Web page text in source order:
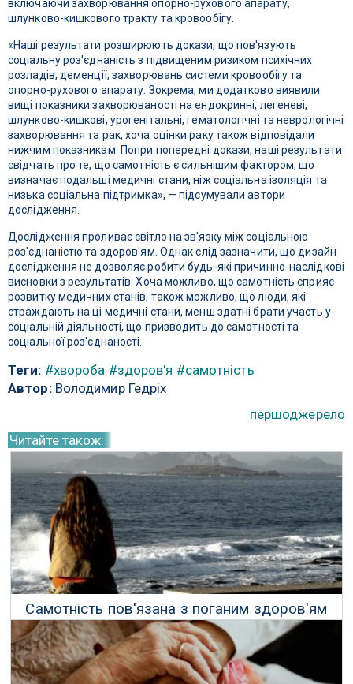
включаючи захворювання опорно-рухового апарату,
шлунково-кишкового тракту та кровообігу.
«Наші результати розширюють докази, що пов'язують
соціальну роз'єднаність з підвищеним ризиком психічних
розладів, деменції, захворювань системи кровообігу та
опорно-рухового апарату. Зокрема, ми додатково виявили
вищі показники захворюваності на ендокринні, легеневі,
шлунково-кишкові, урогенітальні, гематологічні та неврологічні
захворювання та рак, хоча оцінки раку також відповідали
нижчим показникам. Попри попередні докази, наші результати
свідчать про те, що самотність є сильнішим фактором, що
визначає подальші медичні стани, ніж соціальна ізоляція та
низька соціальна підтримка», — підсумували автори
дослідження.
Дослідження проливає світло на зв'язку між соціальною
роз'єднаністю та здоров'ям. Однак слід зазначити, що дизайн
дослідження не дозволяє робити будь-які причинно-наслідкові
висновки з результатів. Хоча можливо, що самотність сприяє
розвитку медичних станів, також можливо, що люди, які
страждають на ці медичні стани, менш здатні брати участь у
соціальній діяльності, що призводить до самотності та
соціальної роз'єднаності.
Теги: #хвороба #здоров'я #самотність
Автор:Володимир Гедріх
першоджерело
Читайте також:
Самотність пов'язана з поганим здоров'ям
через вплив на рівень білків
04 Січня 2025 р.